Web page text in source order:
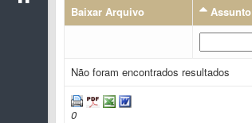
Baixar Arquivo
Assunto
Não foram encontrados resultados
0